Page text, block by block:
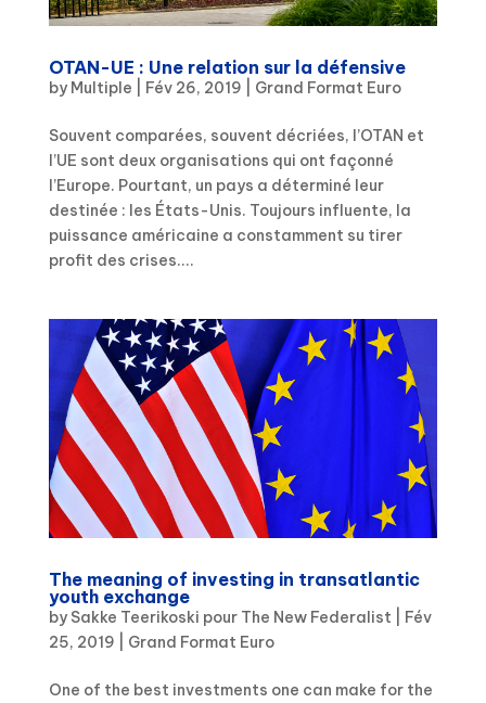
OTAN-UE : Une relation sur la défensive
by Multiple Fév 26, 2019 Grand Format Euro
Souvent comparées, souvent décriées, l’OTAN et
l’UE sont deux organisations qui ont façonné
l’Europe. Pourtant, un pays a déterminé leur
destinée : les États-Unis. Toujours influente, la
puissance américaine a constamment su tirer
profit des crises....
The meaning of investing in transatlantic
youth exchange
by Sakke Teerikoski pour The New Federalist
Fév
25, 2019
Grand Format Euro
One of the best investments one can make for the